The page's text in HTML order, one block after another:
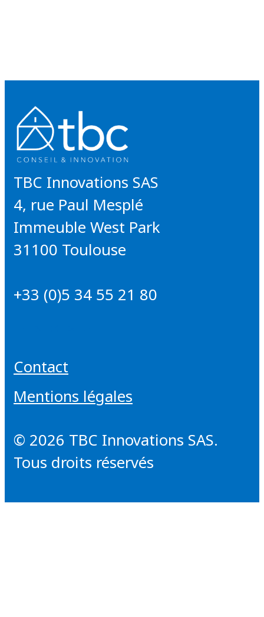
TBC Innovations SAS
4, rue Paul Mesplé
Immeuble West Park
31100 Toulouse
+33 (0)5 34 55 21 80
Contact
Mentions légales
© 2026 TBC Innovations SAS.
Tous droits réservés